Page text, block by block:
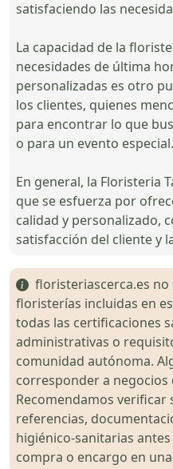
satisfaciendo las
La capacidad de la
necesidades de última
personalizadas es otro
los clientes, quienes
para encontrar lo que
o para un evento especial.
En general, la Floristeria
que se esfuerza por
calidad y personalizado,
satisfacción del cliente y
floristeriascerca.es
floristerías incluidas en
todas las certificaciones
administrativas o
comunidad autónoma.
corresponder a negocios
Recomendamos verificar
referencias,
higiénico-sanitarias
compra o encargo en